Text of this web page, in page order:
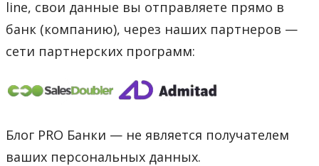
line, свои данные вы отправляете прямо в
банк (компанию), через наших партнеров —
сети партнерских программ:
Блог PRO Банки — не является получателем
ваших персональных данных.